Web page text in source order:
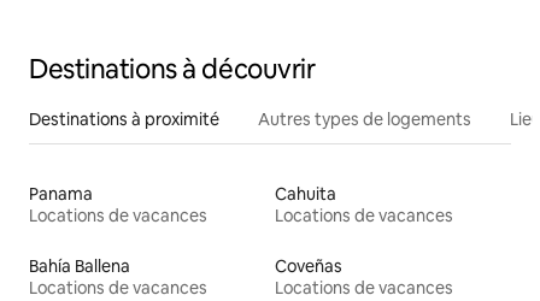
Destinations à découvrir
Destinations à proximité Autres types de logements
Panama
Locations de vacances
Cahuita
Locations de vacances
Bahía Ballena
Locations de vacances
Coveñas
Locations de vacances